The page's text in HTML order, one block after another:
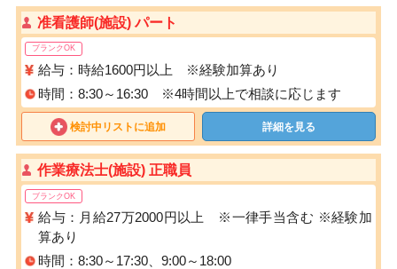
准看護師(施設) パート
ブランクOK
給与：時給1600円以上 ※経験加算あり
時間：8:30～16:30 ※4時間以上で相談に応じます
検討中リストに追加 詳細を見る
作業療法士(施設) 正職員
ブランクOK
給与：月給27万2000円以上 ※一律手当含む ※経験加
算あり
時間：8:30～17:30、9:00～18:00